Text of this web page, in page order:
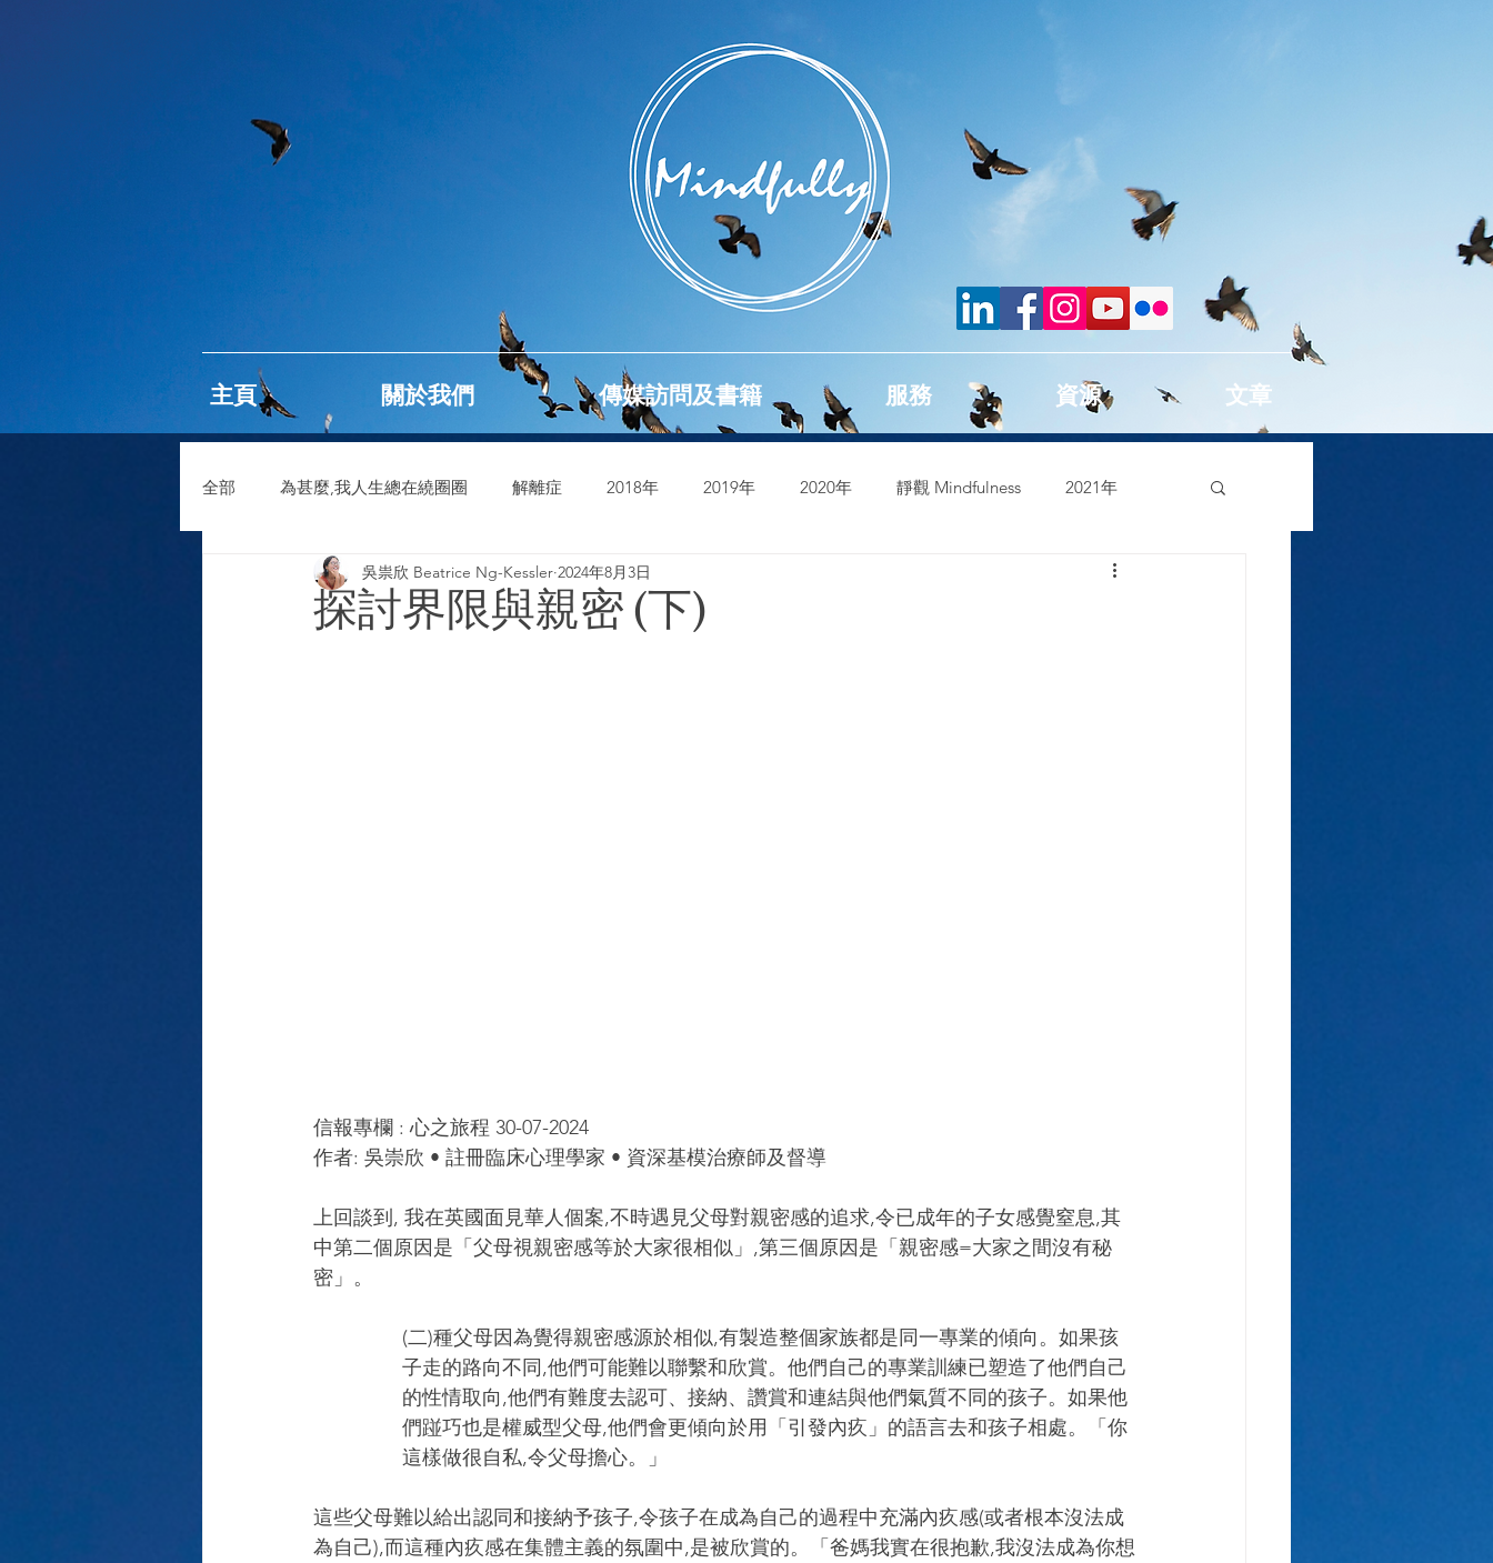
主頁 關於我們 傳媒訪問及書籍 服務 資源 文章
全部 為甚麼,我人生總在繞圈圈 解離症 2018年 2019年 2020年 靜觀 Mindfulness 2021年
探討界限與親密 (下)
吳祟欣 Beatrice Ng-Kessler 2024年8月3日
信報專欄 : 心之旅程 30-07-2024
作者: 吳崇欣 • 註冊臨床心理學家 • 資深基模治療師及督導
上回談到, 我在英國面見華人個案,不時遇見父母對親密感的追求,令已成年的子女感覺窒息,其
中第二個原因是「父母視親密感等於大家很相似」,第三個原因是「親密感=大家之間沒有秘
密」。
(二)種父母因為覺得親密感源於相似,有製造整個家族都是同一專業的傾向。如果孩
子走的路向不同,他們可能難以聯繫和欣賞。他們自己的專業訓練已塑造了他們自己
的性情取向,他們有難度去認可、接納、讚賞和連結與他們氣質不同的孩子。如果他
們踫巧也是權威型父母,他們會更傾向於用「引發內疚」的語言去和孩子相處。「你
這樣做很自私,令父母擔心。」
這些父母難以給出認同和接納予孩子,令孩子在成為自己的過程中充滿內疚感(或者根本沒法成
為自己),而這種內疚感在集體主義的氛圍中,是被欣賞的。「爸媽我實在很抱歉,我沒法成為你想